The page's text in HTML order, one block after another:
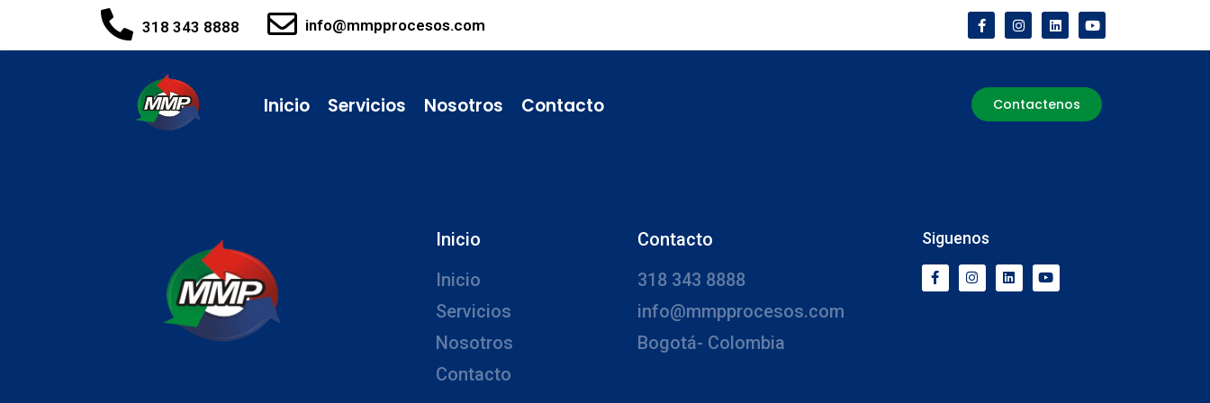
318 343 8888 info@mmpprocesos.com
Inicio Servicios Nosotros Contacto Contactenos
Inicio
Inicio
Servicios
Nosotros
Contacto
Contacto
318 343 8888
info@mmpprocesos.com
Bogotá- Colombia
Siguenos